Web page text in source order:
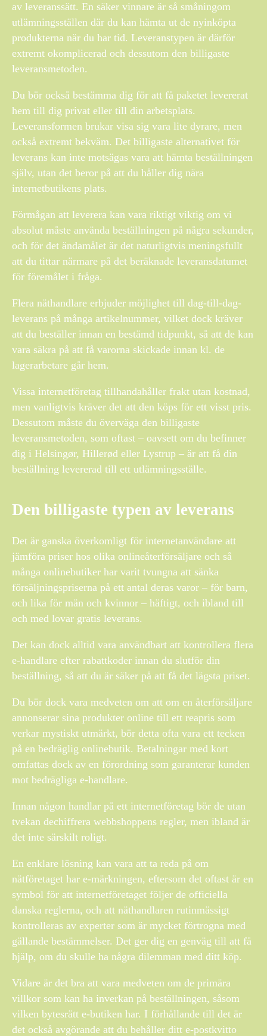
av leveranssätt. En säker vinnare är så småningom
utlämningsställen där du kan hämta ut de nyinköpta
produkterna när du har tid. Leveranstypen är därför
extremt okomplicerad och dessutom den billigaste
leveransmetoden.
Du bör också bestämma dig för att få paketet levererat
hem till dig privat eller till din arbetsplats.
Leveransformen brukar visa sig vara lite dyrare, men
också extremt bekväm. Det billigaste alternativet för
leverans kan inte motsägas vara att hämta beställningen
själv, utan det beror på att du håller dig nära
internetbutikens plats.
Förmågan att leverera kan vara riktigt viktig om vi
absolut måste använda beställningen på några sekunder,
och för det ändamålet är det naturligtvis meningsfullt
att du tittar närmare på det beräknade leveransdatumet
för föremålet i fråga.
Flera näthandlare erbjuder möjlighet till dag-till-dag-
leverans på många artikelnummer, vilket dock kräver
att du beställer innan en bestämd tidpunkt, så att de kan
vara säkra på att få varorna skickade innan kl. de
lagerarbetare går hem.
Vissa internetföretag tillhandahåller frakt utan kostnad,
men vanligtvis kräver det att den köps för ett visst pris.
Dessutom måste du överväga den billigaste
leveransmetoden, som oftast – oavsett om du befinner
dig i Helsingør, Hillerød eller Lystrup – är att få din
beställning levererad till ett utlämningsställe.
Den billigaste typen av leverans
Det är ganska överkomligt för internetanvändare att
jämföra priser hos olika onlineåterförsäljare och så
många onlinebutiker har varit tvungna att sänka
försäljningspriserna på ett antal deras varor – för barn,
och lika för män och kvinnor – häftigt, och ibland till
och med lovar gratis leverans.
Det kan dock alltid vara användbart att kontrollera flera
e-handlare efter rabattkoder innan du slutför din
beställning, så att du är säker på att få det lägsta priset.
Du bör dock vara medveten om att om en återförsäljare
annonserar sina produkter online till ett reapris som
verkar mystiskt utmärkt, bör detta ofta vara ett tecken
på en bedräglig onlinebutik. Betalningar med kort
omfattas dock av en förordning som garanterar kunden
mot bedrägliga e-handlare.
Innan någon handlar på ett internetföretag bör de utan
tvekan dechiffrera webbshoppens regler, men ibland är
det inte särskilt roligt.
En enklare lösning kan vara att ta reda på om
nätföretaget har e-märkningen, eftersom det oftast är en
symbol för att internetföretaget följer de officiella
danska reglerna, och att näthandlaren rutinmässigt
kontrolleras av experter som är mycket förtrogna med
gällande bestämmelser. Det ger dig en genväg till att få
hjälp, om du skulle ha några dilemman med ditt köp.
Vidare är det bra att vara medveten om de primära
villkor som kan ha inverkan på beställningen, såsom
vilken bytesrätt e-butiken har. I förhållande till det är
det också avgörande att du behåller ditt e-postkvitto